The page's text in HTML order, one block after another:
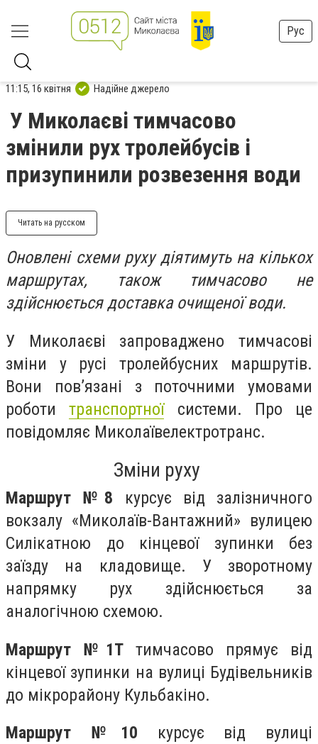
Рус
11:15, 16 квітня Надійне джерело
У Миколаєві тимчасово
змінили рух тролейбусів і
призупинили розвезення води
Читать на русском
Оновлені схеми руху діятимуть на кількох
маршрутах, також тимчасово не
здійснюється доставка очищеної води.
У Миколаєві запроваджено тимчасові
зміни у русі тролейбусних маршрутів.
Вони пов’язані з поточними умовами
роботитранспортноїсистеми. Про це
повідомляє Миколаївелектротранс.
Зміни руху
Маршрут №8 курсує від залізничного
вокзалу «Миколаїв-Вантажний» вулицею
Силікатною до кінцевої зупинки без
заїзду на кладовище. У зворотному
напрямку рух здійснюється за
аналогічною схемою.
Маршрут №1Т тимчасово прямує від
кінцевої зупинки на вулиці Будівельників
до мікрорайону Кульбакіно.
Маршрут №10 курсує від вулиці